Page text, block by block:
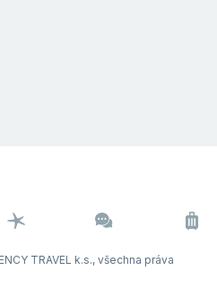
TRAVEL k.s., všechna práva